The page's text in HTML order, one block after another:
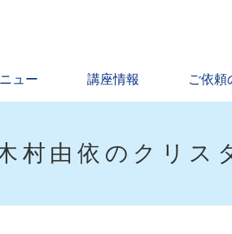
ュー 講座情報 ご依頼
村由依のクリス